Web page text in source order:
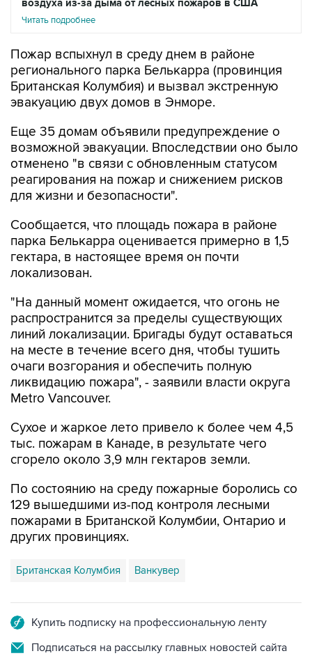
Пожар вспыхнул в среду днем в районе
Британская Колумбия) и вызвал экстренную
эвакуацию двух домов в Энморе.
Еще 35 домам объявили предупреждение о
отменено "в связи с обновленным статусом
реагирования на пожар и снижением рисков
для жизни и безопасности".
Сообщается, что площадь пожара в районе
гектара, в настоящее время он почти
локализован.
"На данный момент ожидается, что огонь не
линий локализации. Бригады будут оставаться
на месте в течение всего дня, чтобы тушить
очаги возгорания и обеспечить полную
ликвидацию пожара", - заявили власти округа
Metro Vancouver.
Сухое и жаркое лето привело к более чем 4,5
сгорело около 3,9 млн гектаров земли.
По состоянию на среду пожарные боролись со
пожарами в Британской Колумбии, Онтарио и
других провинциях.
Британская Колумбия
Подписаться на рассылку главных новостей сайта
Получать оперативные новости в официальном
канале